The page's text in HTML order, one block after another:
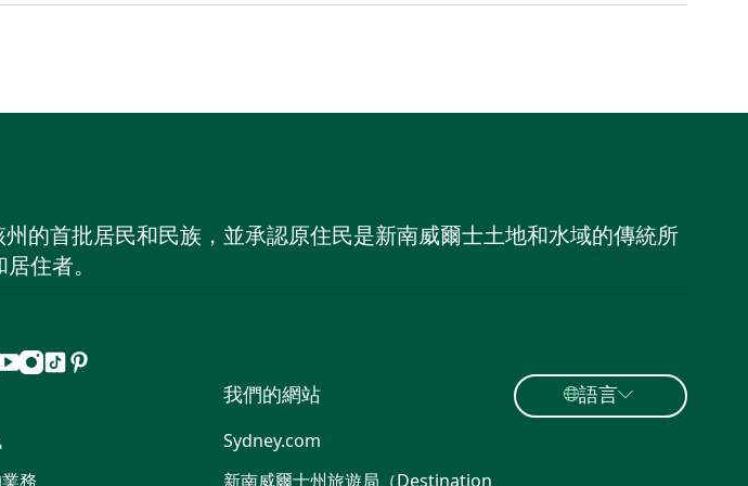
的首批居民和民族，並承認原住民是新南威爾士土地和水域的傳統所
住者。
Youtube
Instagram
抖 Pinterest
務
我們的網站
Sydney.com
新南威爾士州旅遊局（Destination
語言